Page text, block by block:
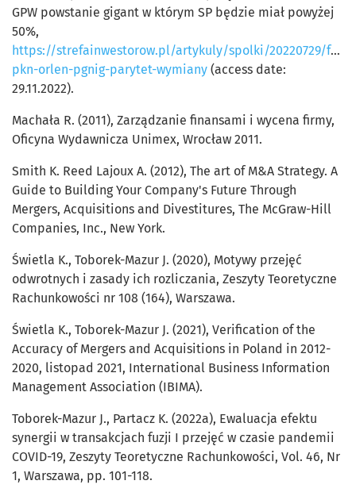
GPW powstanie gigant w którym SP będzie miał powyżej
50%,
https://strefainwestorow.pl/artykuly/spolki/20220729/
pkn-orlen-pgnig-parytet-wymiany (access date:
29.11.2022).
Machała R. (2011), Zarządzanie finansami i wycena firmy,
Oficyna Wydawnicza Unimex, Wrocław 2011.
Smith K. Reed Lajoux A. (2012), The art of M&A Strategy. A
Guide to Building Your Company's Future Through
Mergers, Acquisitions and Divestitures, The McGraw-Hill
Companies, Inc., New York.
Świetla K., Toborek-Mazur J. (2020), Motywy przejęć
odwrotnych i zasady ich rozliczania, Zeszyty Teoretyczne
Rachunkowości nr 108 (164), Warszawa.
Świetla K., Toborek-Mazur J. (2021), Verification of the
Accuracy of Mergers and Acquisitions in Poland in 2012-
2020, listopad 2021, International Business Information
Management Association (IBIMA).
Toborek-Mazur J., Partacz K. (2022a), Ewaluacja efektu
synergii w transakcjach fuzji I przejęć w czasie pandemii
COVID-19, Zeszyty Teoretyczne Rachunkowości, Vol. 46, Nr
1, Warszawa, pp. 101-118.